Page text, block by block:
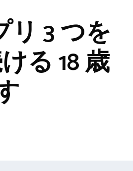
リ 3 つを
る 18 歳